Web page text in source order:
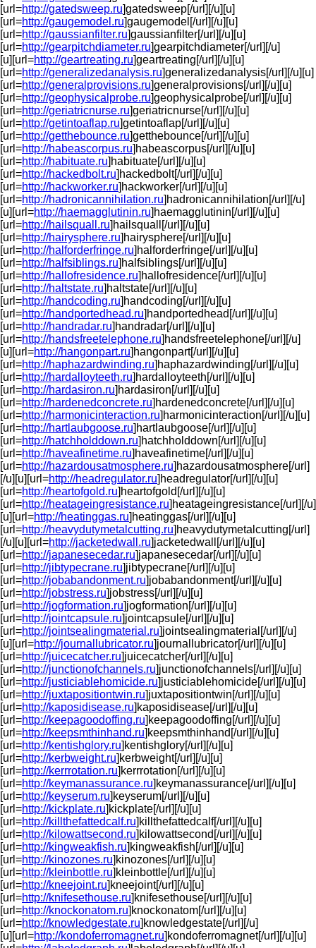
[url=http://gatedsweep.ru]gatedsweep[/url][/u][u]
[url=http://gaugemodel.ru]gaugemodel[/url][/u][u]
[url=http://gaussianfilter.ru]gaussianfilter[/url][/u][u]
[url=http://gearpitchdiameter.ru]gearpitchdiameter[/url][/u]
[u][url=http://geartreating.ru]geartreating[/url][/u][u]
[url=http://generalizedanalysis.ru]generalizedanalysis[/url][/u][u]
[url=http://generalprovisions.ru]generalprovisions[/url][/u][u]
[url=http://geophysicalprobe.ru]geophysicalprobe[/url][/u][u]
[url=http://geriatricnurse.ru]geriatricnurse[/url][/u][u]
[url=http://getintoaflap.ru]getintoaflap[/url][/u][u]
[url=http://getthebounce.ru]getthebounce[/url][/u][u]
[url=http://habeascorpus.ru]habeascorpus[/url][/u][u]
[url=http://habituate.ru]habituate[/url][/u][u]
[url=http://hackedbolt.ru]hackedbolt[/url][/u][u]
[url=http://hackworker.ru]hackworker[/url][/u][u]
[url=http://hadronicannihilation.ru]hadronicannihilation[/url][/u]
[u][url=http://haemagglutinin.ru]haemagglutinin[/url][/u][u]
[url=http://hailsquall.ru]hailsquall[/url][/u][u]
[url=http://hairysphere.ru]hairysphere[/url][/u][u]
[url=http://halforderfringe.ru]halforderfringe[/url][/u][u]
[url=http://halfsiblings.ru]halfsiblings[/url][/u][u]
[url=http://hallofresidence.ru]hallofresidence[/url][/u][u]
[url=http://haltstate.ru]haltstate[/url][/u][u]
[url=http://handcoding.ru]handcoding[/url][/u][u]
[url=http://handportedhead.ru]handportedhead[/url][/u][u]
[url=http://handradar.ru]handradar[/url][/u][u]
[url=http://handsfreetelephone.ru]handsfreetelephone[/url][/u]
[u][url=http://hangonpart.ru]hangonpart[/url][/u][u]
[url=http://haphazardwinding.ru]haphazardwinding[/url][/u][u]
[url=http://hardalloyteeth.ru]hardalloyteeth[/url][/u][u]
[url=http://hardasiron.ru]hardasiron[/url][/u][u]
[url=http://hardenedconcrete.ru]hardenedconcrete[/url][/u][u]
[url=http://harmonicinteraction.ru]harmonicinteraction[/url][/u][u]
[url=http://hartlaubgoose.ru]hartlaubgoose[/url][/u][u]
[url=http://hatchholddown.ru]hatchholddown[/url][/u][u]
[url=http://haveafinetime.ru]haveafinetime[/url][/u][u]
[url=http://hazardousatmosphere.ru]hazardousatmosphere[/url]
[/u][u][url=http://headregulator.ru]headregulator[/url][/u][u]
[url=http://heartofgold.ru]heartofgold[/url][/u][u]
[url=http://heatageingresistance.ru]heatageingresistance[/url][/u]
[u][url=http://heatinggas.ru]heatinggas[/url][/u][u]
[url=http://heavydutymetalcutting.ru]heavydutymetalcutting[/url]
[/u][u][url=http://jacketedwall.ru]jacketedwall[/url][/u][u]
[url=http://japanesecedar.ru]japanesecedar[/url][/u][u]
[url=http://jibtypecrane.ru]jibtypecrane[/url][/u][u]
[url=http://jobabandonment.ru]jobabandonment[/url][/u][u]
[url=http://jobstress.ru]jobstress[/url][/u][u]
[url=http://jogformation.ru]jogformation[/url][/u][u]
[url=http://jointcapsule.ru]jointcapsule[/url][/u][u]
[url=http://jointsealingmaterial.ru]jointsealingmaterial[/url][/u]
[u][url=http://journallubricator.ru]journallubricator[/url][/u][u]
[url=http://juicecatcher.ru]juicecatcher[/url][/u][u]
[url=http://junctionofchannels.ru]junctionofchannels[/url][/u][u]
[url=http://justiciablehomicide.ru]justiciablehomicide[/url][/u][u]
[url=http://juxtapositiontwin.ru]juxtapositiontwin[/url][/u][u]
[url=http://kaposidisease.ru]kaposidisease[/url][/u][u]
[url=http://keepagoodoffing.ru]keepagoodoffing[/url][/u][u]
[url=http://keepsmthinhand.ru]keepsmthinhand[/url][/u][u]
[url=http://kentishglory.ru]kentishglory[/url][/u][u]
[url=http://kerbweight.ru]kerbweight[/url][/u][u]
[url=http://kerrrotation.ru]kerrrotation[/url][/u][u]
[url=http://keymanassurance.ru]keymanassurance[/url][/u][u]
[url=http://keyserum.ru]keyserum[/url][/u][u]
[url=http://kickplate.ru]kickplate[/url][/u][u]
[url=http://killthefattedcalf.ru]killthefattedcalf[/url][/u][u]
[url=http://kilowattsecond.ru]kilowattsecond[/url][/u][u]
[url=http://kingweakfish.ru]kingweakfish[/url][/u][u]
[url=http://kinozones.ru]kinozones[/url][/u][u]
[url=http://kleinbottle.ru]kleinbottle[/url][/u][u]
[url=http://kneejoint.ru]kneejoint[/url][/u][u]
[url=http://knifesethouse.ru]knifesethouse[/url][/u][u]
[url=http://knockonatom.ru]knockonatom[/url][/u][u]
[url=http://knowledgestate.ru]knowledgestate[/url][/u]
[u][url=http://kondoferromagnet.ru]kondoferromagnet[/url][/u][u]